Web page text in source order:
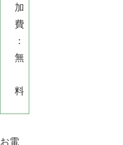
加
費
：
無
料
お電